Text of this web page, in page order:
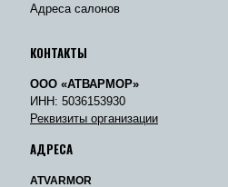
Адреса салонов
КОНТАКТЫ
ООО «АТВАРМОР»
ИНН: 5036153930
Реквизиты организации
АДРЕСА
ATVARMOR